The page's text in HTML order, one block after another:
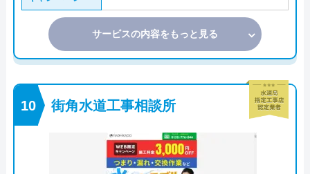
サービスの内容をもっと見る
街角水道工事相談所